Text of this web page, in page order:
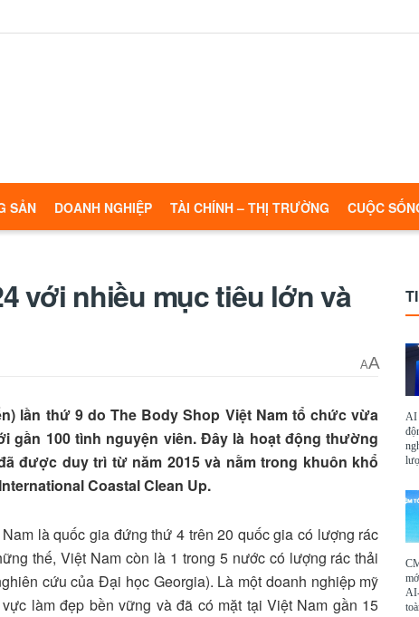
SẢN DOANH NGHIỆP TÀI CHÍNH – THỊ TRƯỜNG CUỘC
với nhiều mục tiêu lớn và
AA
lần thứ 9 do The Body Shop Việt Nam tổ chức vừa
gần 100 tình nguyện viên. Đây là hoạt động thường
được duy trì từ năm 2015 và nằm trong khuôn khổ
Coastal Clean Up.
là quốc gia đứng thứ 4 trên 20 quốc gia có lượng rác
thế, Việt Nam còn là 1 trong 5 nước có lượng rác thải
cứu của Đại học Georgia). Là một doanh nghiệp mỹ
làm đẹp bền vững và đã có mặt tại Việt Nam gần 15
AI